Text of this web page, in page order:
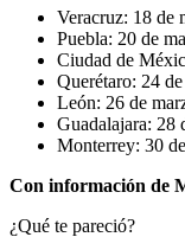
Veracruz: 18 de
Puebla: 20 de
Ciudad de
Querétaro: 24
León: 26 de
Guadalajara: 28
Monterrey: 30
Con información de
¿Qué te pareció?